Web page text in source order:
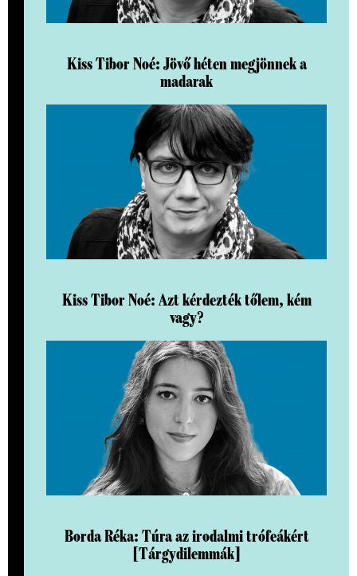
Kiss Tibor Noé: Jövő héten megjönnek a
madarak
Kiss Tibor Noé: Azt kérdezték tőlem, kém
vagy?
Borda Réka: Túra az irodalmi trófeákért
[Tárgydilemmák]